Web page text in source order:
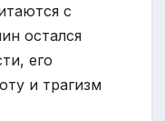
с
остался
его
и трагизм